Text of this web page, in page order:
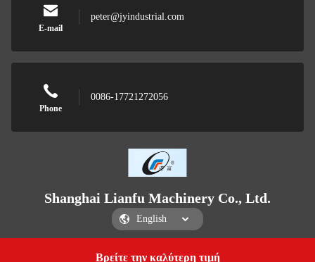
Βρείτε την καλύτερη τιμή
E-mail
peter@jyindustrial.com
Phone
0086-17721272056
Shanghai Lianfu Machinery Co., Ltd.
Shanghai Lianfu Machinery Co., Ltd.
Get a Quote